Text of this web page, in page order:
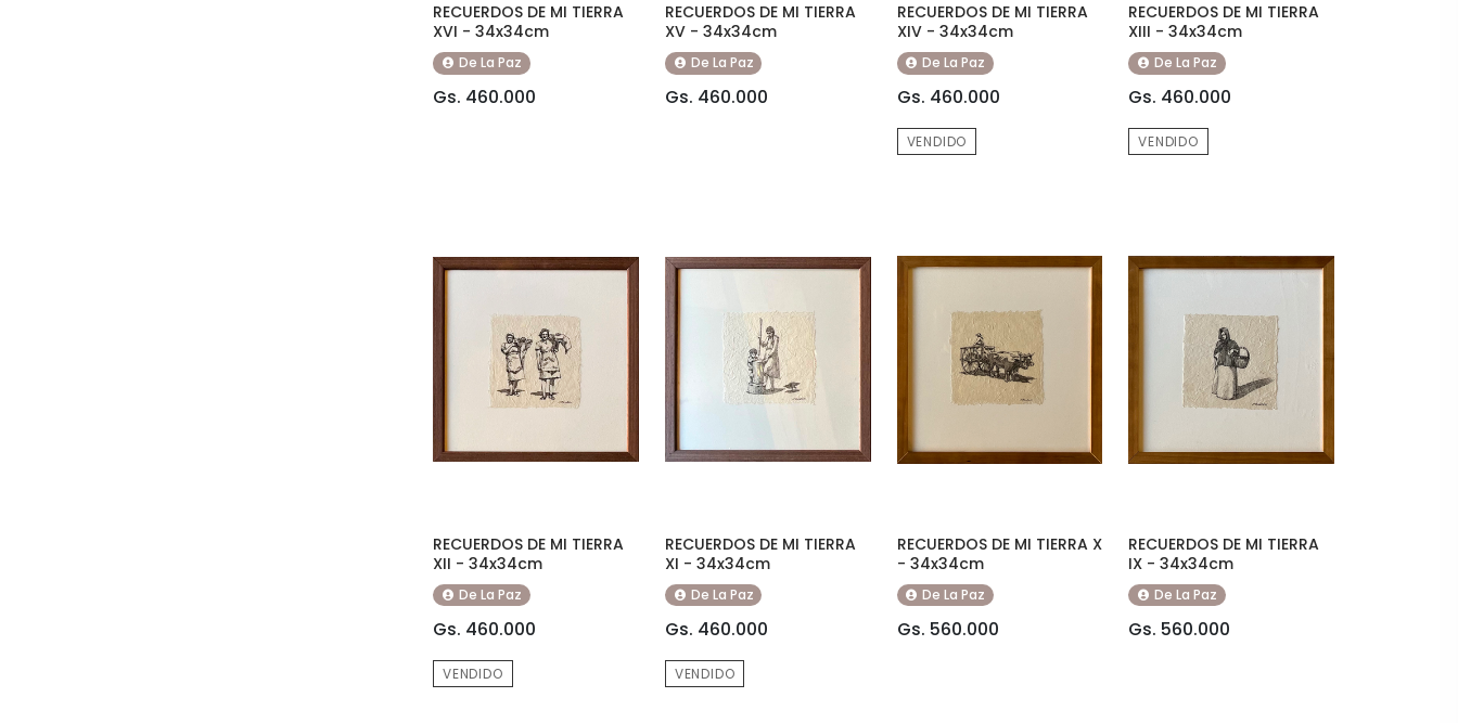
RECUERDOS DE MI TIERRA
XVI - 34x34cm
De La Paz
Gs. 460.000
RECUERDOS DE MI TIERRA
XV - 34x34cm
De La Paz
Gs. 460.000
RECUERDOS DE MI TIERRA
XIV - 34x34cm
De La Paz
Gs. 460.000
VENDIDO
RECUERDOS DE MI TIERRA
XIII - 34x34cm
De La Paz
Gs. 460.000
VENDIDO
RECUERDOS DE MI TIERRA
XII - 34x34cm
De La Paz
Gs. 460.000
VENDIDO
RECUERDOS DE MI TIERRA
XI - 34x34cm
De La Paz
Gs. 460.000
VENDIDO
RECUERDOS DE MI TIERRA X
- 34x34cm
De La Paz
Gs. 560.000
RECUERDOS DE MI TIERRA
IX - 34x34cm
De La Paz
Gs. 560.000